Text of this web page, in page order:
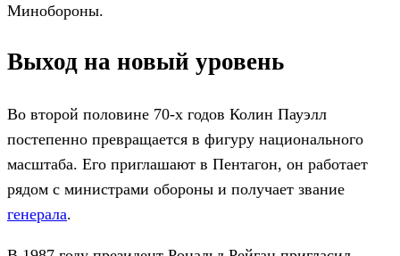
Минобороны.
Выход на новый уровень
Во второй половине 70-х годов Колин Пауэлл
постепенно превращается в фигуру национального
масштаба. Его приглашают в Пентагон, он работает
рядом с министрами обороны и получает звание
генерала.